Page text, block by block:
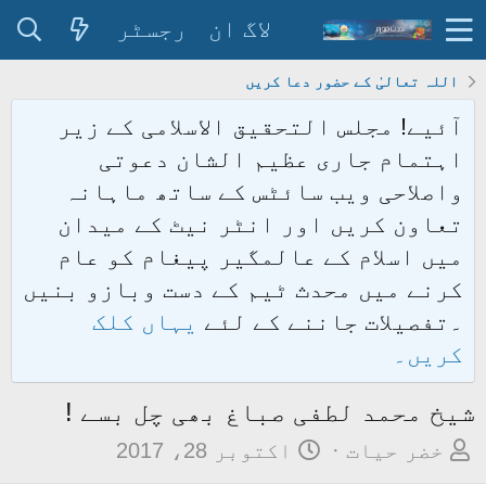
لاگ ان رجسٹر
اللہ تعالیٰ کے حضور دعا کریں
آئیے! مجلس التحقیق الاسلامی کے زیر
اہتمام جاری عظیم الشان دعوتی
واصلاحی ویب سائٹس کے ساتھ ماہانہ
تعاون کریں اور انٹر نیٹ کے میدان
میں اسلام کے عالمگیر پیغام کو عام
کرنے میں محدث ٹیم کے دست وبازو بنیں
۔تفصیلات جاننے کے لئے یہاں کلک
کریں۔
شیخ محمد لطفی صباغ بھی چل بسے !
م
خضر حیات
تاکتوبر 28، 2017